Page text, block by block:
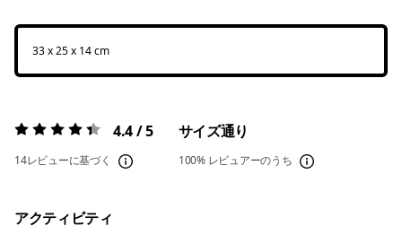
33 x 25 x 14 cm
評価:4.4 / 5 4.4 / 5
14レビューに基づく
サイズ通り
100% レビュアーのうち
アクティビティ